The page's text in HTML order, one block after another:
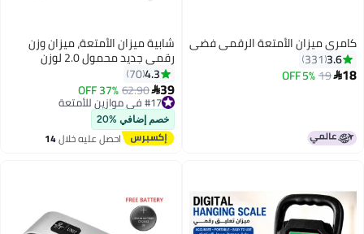
كامري ميزان الأمتعة الرقمي فضي
3.6
331
18
19
5% OFF
شابية ميزان الأمتعة، ميزان وزن
رقمي جديد محمول 2.0 لوزن
110 رطل/50 كجم مع خطاف، ميزان
للسفر، للسفر، للمنزل، وللأماكن
الخارجية
4.3
70
39
62.90
37% OFF #17 في موازين للأمتعة
توصيل مجاني
#17 في موازين للأمتعة
خصم إضافي %20
احصل عليه خلال14